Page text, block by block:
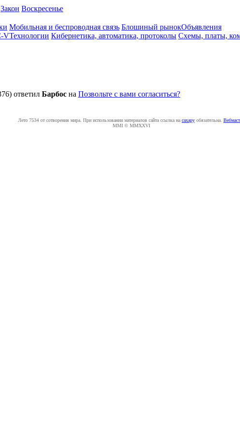
Закон Воскресенье
Мобильная и беспроводная связь Блошиный рынокОбъявления
VТехнологии Кибернетика, автоматика, протоколы Схемы, платы,
ответил Бapбoc на Позвольте с вами согласиться?
Лето 7534 от сотворения мира. При использовании материалов сайта ссылка на caxapу обязательна.
MMI © MMXXVI